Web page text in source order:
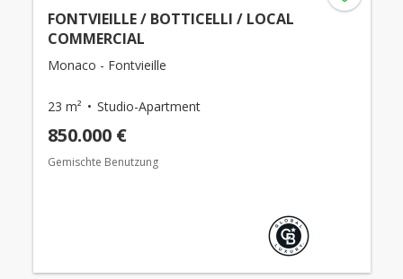
FONTVIEILLE / BOTTICELLI / LOCAL
COMMERCIAL
Monaco - Fontvieille
23 m² Studio-Apartment
850.000 €
Gemischte Benutzung